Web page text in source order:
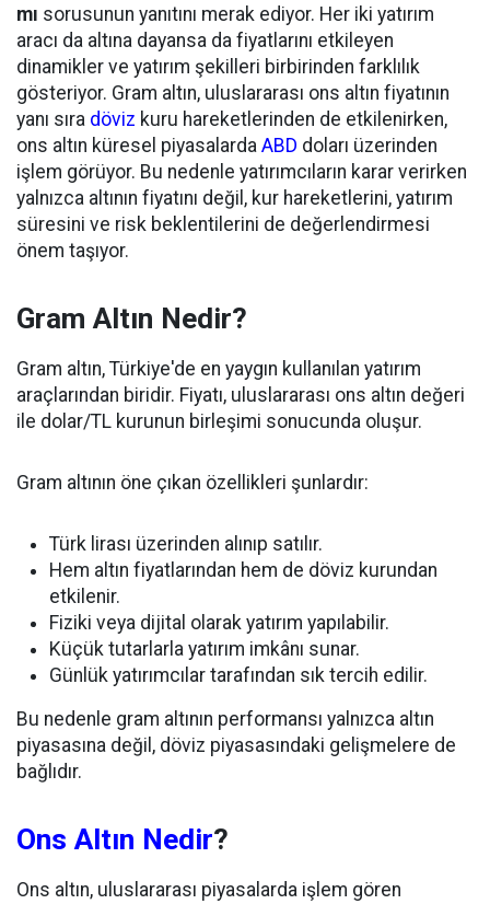
mı sorusunun yanıtını merak ediyor. Her iki yatırım
aracı da altına dayansa da fiyatlarını etkileyen
dinamikler ve yatırım şekilleri birbirinden farklılık
gösteriyor. Gram altın, uluslararası ons altın fiyatının
yanı sıra döviz kuru hareketlerinden de etkilenirken,
ons altın küresel piyasalarda ABD doları üzerinden
işlem görüyor. Bu nedenle yatırımcıların karar verirken
yalnızca altının fiyatını değil, kur hareketlerini, yatırım
süresini ve risk beklentilerini de değerlendirmesi
önem taşıyor.
Gram Altın Nedir?
Gram altın, Türkiye'de en yaygın kullanılan yatırım
araçlarından biridir. Fiyatı, uluslararası ons altın değeri
ile dolar/TL kurunun birleşimi sonucunda oluşur.
Gram altının öne çıkan özellikleri şunlardır:
Türk lirası üzerinden alınıp satılır.
Hem altın fiyatlarından hem de döviz kurundan
etkilenir.
Fiziki veya dijital olarak yatırım yapılabilir.
Küçük tutarlarla yatırım imkânı sunar.
Günlük yatırımcılar tarafından sık tercih edilir.
Bu nedenle gram altının performansı yalnızca altın
piyasasına değil, döviz piyasasındaki gelişmelere de
bağlıdır.
Ons Altın Nedir?
Ons altın, uluslararası piyasalarda işlem gören